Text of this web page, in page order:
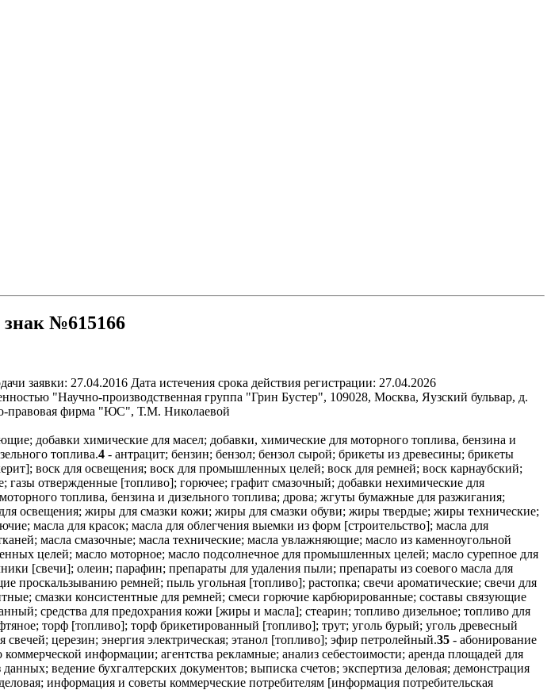
№615166
заявки: 27.04.2016 Дата истечения срока действия регистрации: 27.04.2026
"Научно-производственная группа "Грин Бустер", 109028, Москва, Яузский бульвар, д.
правовая фирма "ЮС", Т.М. Николаевой
добавки химические для масел; добавки, химические для моторного топлива, бензина и
топлива.4 - антрацит; бензин; бензол; бензол сырой; брикеты из древесины; брикеты
воск для освещения; воск для промышленных целей; воск для ремней; воск карнаубский;
газы отвержденные [топливо]; горючее; графит смазочный; добавки нехимические для
топлива, бензина и дизельного топлива; дрова; жгуты бумажные для разжигания;
освещения; жиры для смазки кожи; жиры для смазки обуви; жиры твердые; жиры технические;
масла для красок; масла для облегчения выемки из форм [строительство]; масла для
масла смазочные; масла технические; масла увлажняющие; масло из каменноугольной
целей; масло моторное; масло подсолнечное для промышленных целей; масло сурепное для
[свечи]; олеин; парафин; препараты для удаления пыли; препараты из соевого масла для
ремней; пыль угольная [топливо]; растопка; свечи ароматические; свечи для
смазки консистентные для ремней; смеси горючие карбюрированные; составы связующие
средства для предохрания кожи [жиры и масла]; стеарин; топливо дизельное; топливо для
торф [топливо]; торф брикетированный [топливо]; трут; уголь бурый; уголь древесный
церезин; энергия электрическая; этанол [топливо]; эфир петролейный.35 - абонирование
информации; агентства рекламные; анализ себестоимости; аренда площадей для
ведение бухгалтерских документов; выписка счетов; экспертиза деловая; демонстрация
информация и советы коммерческие потребителям [информация потребительская